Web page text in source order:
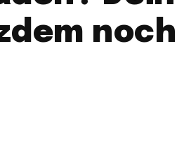
noch